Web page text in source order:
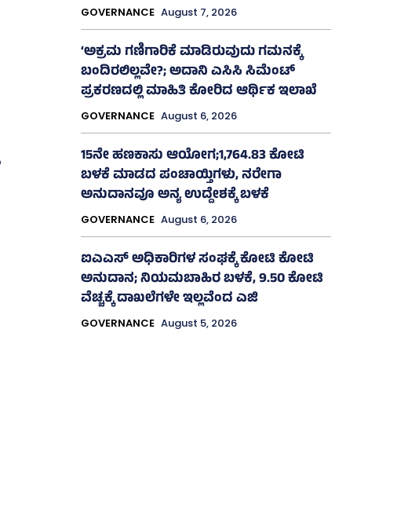
GOVERNANCE August 7, 2026
‘ಅಕ್ರಮ ಗಣಿಗಾರಿಕೆ ಮಾಡಿರುವುದು ಗಮನಕ್ಕೆ
ಬಂದಿರಲಿಲ್ಲವೇ?; ಅದಾನಿ ಎಸಿಸಿ ಸಿಮೆಂಟ್
ಪ್ರಕರಣದಲ್ಲಿ ಮಾಹಿತಿ ಕೋರಿದ ಆರ್ಥಿಕ ಇಲಾಖೆ
GOVERNANCE August 6, 2026
15ನೇ ಹಣಕಾಸು ಆಯೋಗ;1,764.83 ಕೋಟಿ
ಬಳಕೆ ಮಾಡದ ಪಂಚಾಯ್ತಿಗಳು, ನರೇಗಾ
ಅನುದಾನವೂ ಅನ್ಯ ಉದ್ದೇಶಕ್ಕೆ ಬಳಕೆ
GOVERNANCE August 6, 2026
ಐಎಎಸ್‌ ಅಧಿಕಾರಿಗಳ ಸಂಘಕ್ಕೆ ಕೋಟಿ ಕೋಟಿ
ಅನುದಾನ; ನಿಯಮಬಾಹಿರ ಬಳಕೆ, 9.50 ಕೋಟಿ
ವೆಚ್ಚಕ್ಕೆ ದಾಖಲೆಗಳೇ ಇಲ್ಲವೆಂದ ಎಜಿ
GOVERNANCE August 5, 2026